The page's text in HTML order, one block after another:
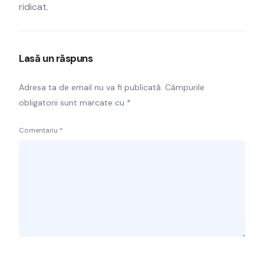
ridicat.
Lasă un răspuns
Adresa ta de email nu va fi publicată. Câmpurile
obligatorii sunt marcate cu *
Comentariu *